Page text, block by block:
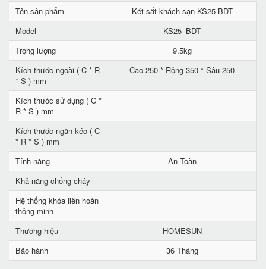
Tên sản phẩm
Két sắt khách sạn KS25-BDT
Model
KS25–BDT
Trọng lượng
9.5kg
Kích thước ngoài ( C * R
* S ) mm
Cao 250 * Rộng 350 * Sâu 250
Kích thước sử dụng ( C *
R * S ) mm
Kích thước ngăn kéo ( C
* R * S ) mm
Tính năng
An Toàn
Khả năng chống cháy
Hệ thống khóa liên hoàn
thông minh
Thương hiệu
HOMESUN
Bảo hành
36 Tháng